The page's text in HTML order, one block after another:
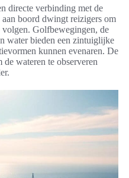
directe verbinding met de
boord dwingt reizigers om
Golfbewegingen, de
water bieden een zintuiglijke
kunnen evenaren. De
wateren te observeren